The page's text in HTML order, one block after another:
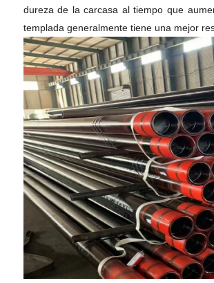
dureza de la carcasa al tiempo que
templada generalmente tiene una mejor